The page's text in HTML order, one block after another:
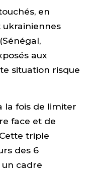
en
ukrainiennes
aux
situation risque
la fois de limiter
face et de
triple
des 6
cadre